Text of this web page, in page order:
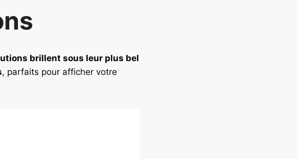
brillent sous leur plus bel
, parfaits pour afficher votre